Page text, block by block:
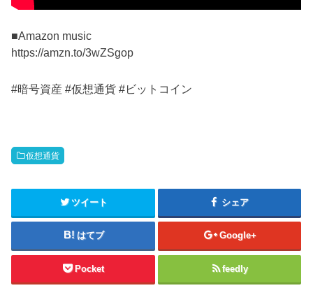
■Amazon music
https://amzn.to/3wZSgop
#暗号資産 #仮想通貨 #ビットコイン
仮想通貨
ツイート シェア
はてブ Google+
Pocket feedly